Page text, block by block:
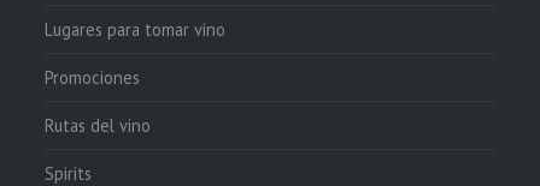
Lugares para tomar vino
Promociones
Rutas del vino
Spirits